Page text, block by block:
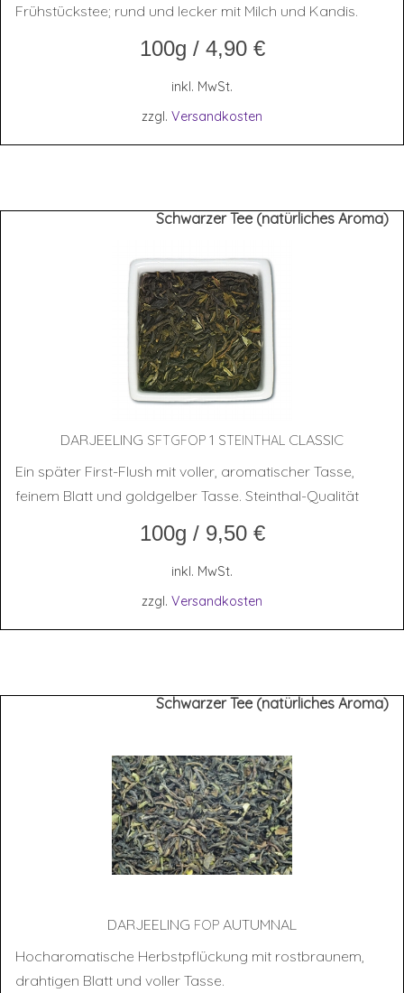
Frühstückstee; rund und lecker mit Milch und Kandis.
100g / 4,90 €
inkl. MwSt.
zzgl. Versandkosten
Schwarzer Tee (natürliches Aroma)
DAR­JEE­LING SFTGFOP 1 STEINTHAL CLASSIC
Ein später First-Flush mit voller, aromatischer Tasse,
feinem Blatt und goldgelber Tasse. Steinthal-Qualität
100g / 9,50 €
inkl. MwSt.
zzgl. Versandkosten
Schwarzer Tee (natürliches Aroma)
DAR­JEE­LING FOP AUTUMNAL
Hocharomatische Herbstpflückung mit rostbraunem,
drahtigen Blatt und voller Tasse.